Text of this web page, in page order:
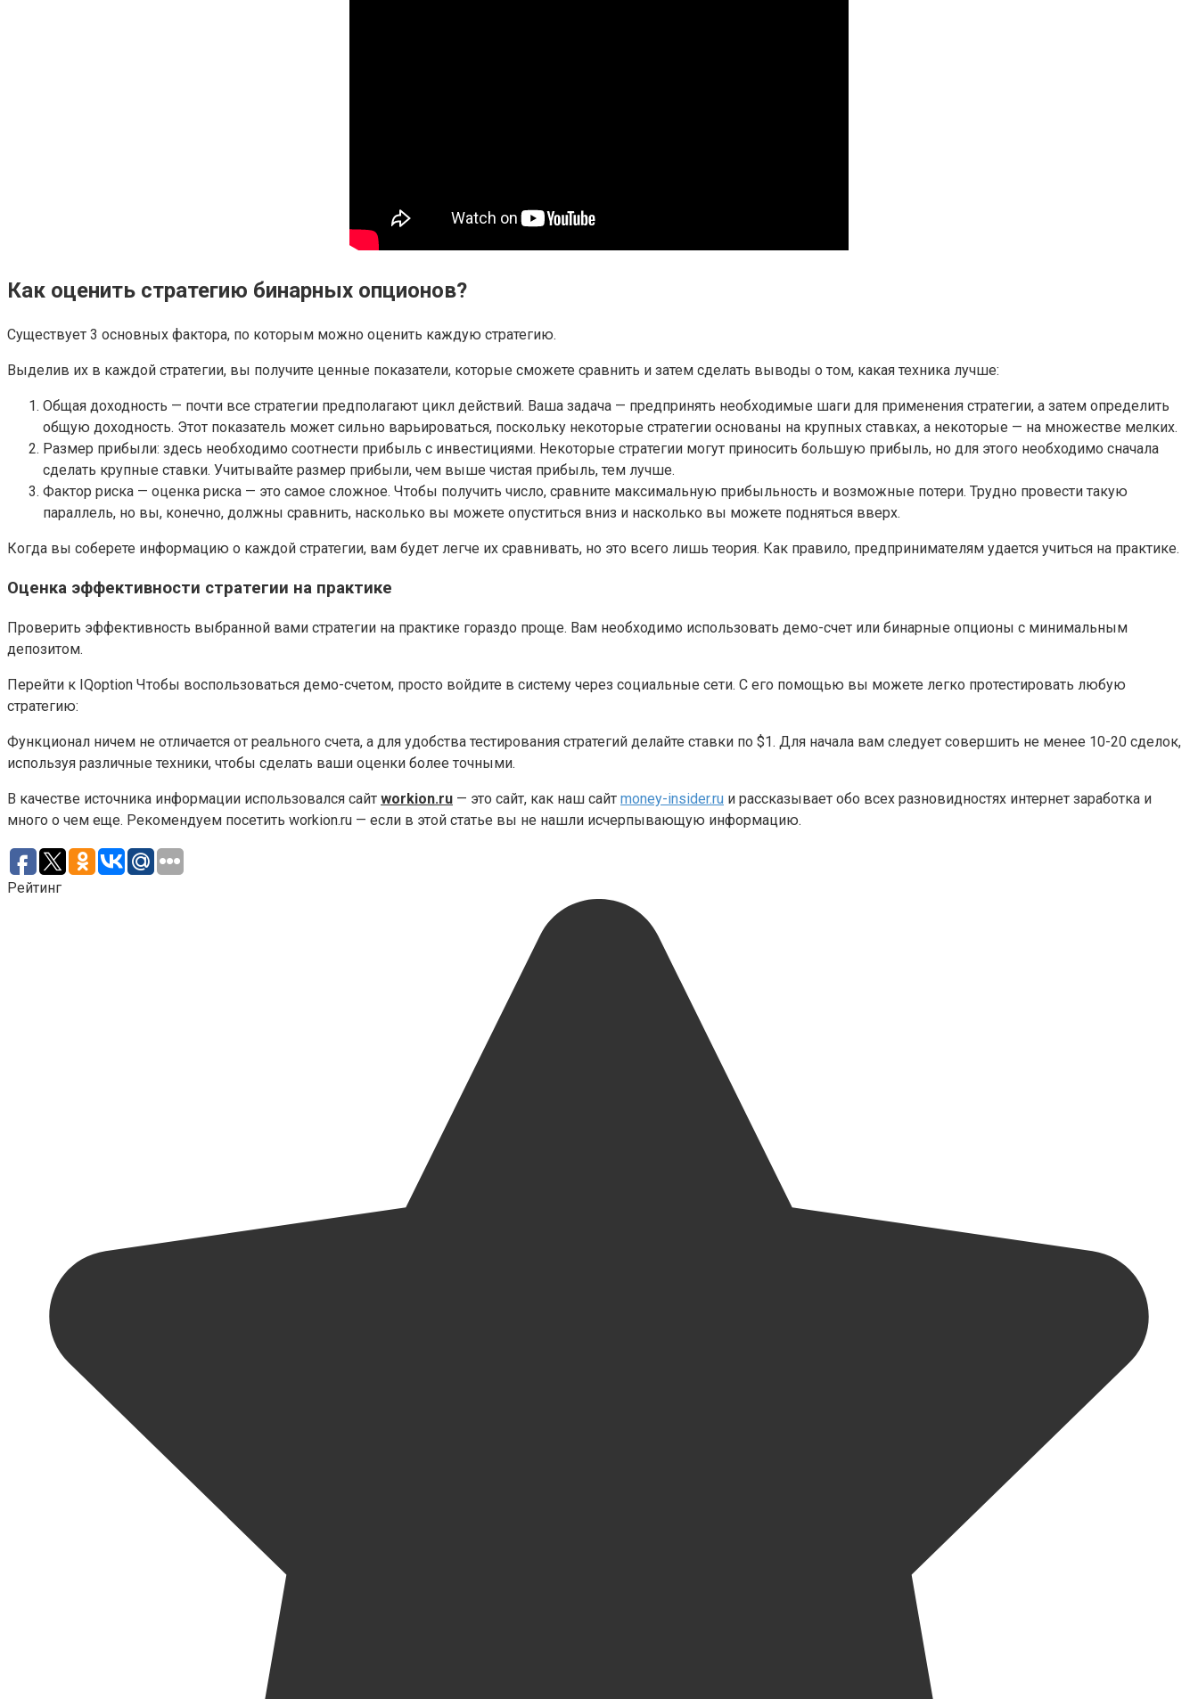
Как оценить стратегию бинарных опционов?
Существует 3 основных фактора, по которым можно оценить каждую стратегию.
Выделив их в каждой стратегии, вы получите ценные показатели, которые сможете сравнить и затем сделать выводы о том, какая техника лучше:
Общая доходность — почти все стратегии предполагают цикл действий. Ваша задача — предпринять необходимые шаги для применения стратегии, а затем определить
общую доходность. Этот показатель может сильно варьироваться, поскольку некоторые стратегии основаны на крупных ставках, а некоторые — на множестве мелких.
Размер прибыли: здесь необходимо соотнести прибыль с инвестициями. Некоторые стратегии могут приносить большую прибыль, но для этого необходимо сначала
сделать крупные ставки. Учитывайте размер прибыли, чем выше чистая прибыль, тем лучше.
Фактор риска — оценка риска — это самое сложное. Чтобы получить число, сравните максимальную прибыльность и возможные потери. Трудно провести такую
параллель, но вы, конечно, должны сравнить, насколько вы можете опуститься вниз и насколько вы можете подняться вверх.
Когда вы соберете информацию о каждой стратегии, вам будет легче их сравнивать, но это всего лишь теория. Как правило, предпринимателям удается учиться на практике.
Оценка эффективности стратегии на практике
Проверить эффективность выбранной вами стратегии на практике гораздо проще. Вам необходимо использовать демо-счет или бинарные опционы с минимальным
депозитом.
Перейти к IQoption Чтобы воспользоваться демо-счетом, просто войдите в систему через социальные сети. С его помощью вы можете легко протестировать любую
стратегию:
Функционал ничем не отличается от реального счета, а для удобства тестирования стратегий делайте ставки по $1. Для начала вам следует совершить не менее 10-20 сделок,
используя различные техники, чтобы сделать ваши оценки более точными.
В качестве источника информации использовался сайт workion.ru — это сайт, как наш сайт money-insider.ru и рассказывает обо всех разновидностях интернет заработка и
много о чем еще. Рекомендуем посетить workion.ru — если в этой статье вы не нашли исчерпывающую информацию.
Рейтинг